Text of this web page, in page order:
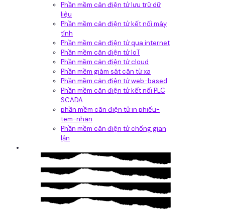
Phần mềm cân điện tử lưu trữ dữ
liệu
Phần mềm cân điện tử kết nối máy
tính
Phần mềm cân điện tử qua internet
Phần mềm cân điện tử IoT
Phần mềm cân điện tử cloud
Phần mềm giám sát cân từ xa
Phần mềm cân điện tử web-based
Phần mềm cân điện tử kết nối PLC
SCADA
phần mềm cân điện tử in phiếu-
tem-nhãn
Phần mềm cân điện tử chống gian
lận